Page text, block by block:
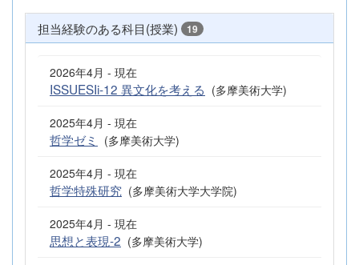
担当経験のある科目(授業) 19
2026年4月 - 現在
ISSUESIi-12 異文化を考える (多摩美術大学)
2025年4月 - 現在
哲学ゼミ (多摩美術大学)
2025年4月 - 現在
哲学特殊研究 (多摩美術大学大学院)
2025年4月 - 現在
思想と表現-2 (多摩美術大学)